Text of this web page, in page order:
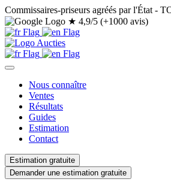
Commissaires-priseurs agréés par l'État -
★ 4,9/5 (+1000 avis)
Nous connaître
Ventes
Résultats
Guides
Estimation
Contact
Estimation gratuite
Demander une estimation gratuite